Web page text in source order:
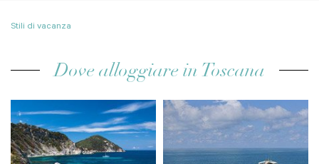
Stili di vacanza
Dove alloggiare in Toscana